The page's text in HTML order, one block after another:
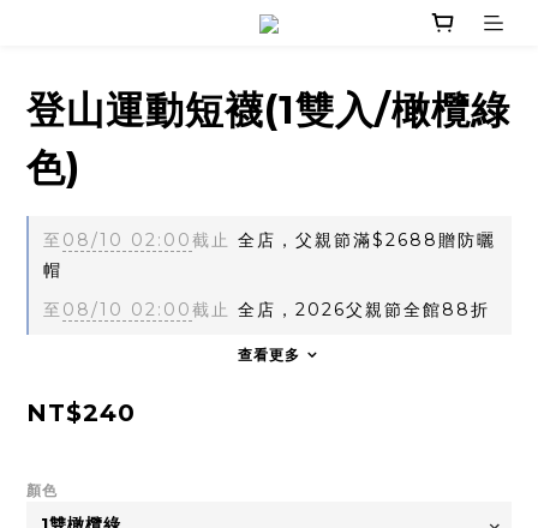
登山運動短襪(1雙入/橄欖綠
色)
至 08/10 02:00截止 全店，父親節滿$2688贈防曬
帽
至 08/10 02:00截止 全店，2026父親節全館88折
查看更多
NT$240
顏色